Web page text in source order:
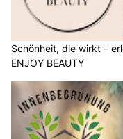
Schönheit, die wirkt –
ENJOY BEAUTY